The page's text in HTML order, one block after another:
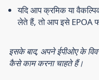
यदि आप क्रमिक या
लेते हैं, तो आप इसे EPOA
इसके बाद, अपने ईपीओए के
कैसे काम करना चाहते हैं।